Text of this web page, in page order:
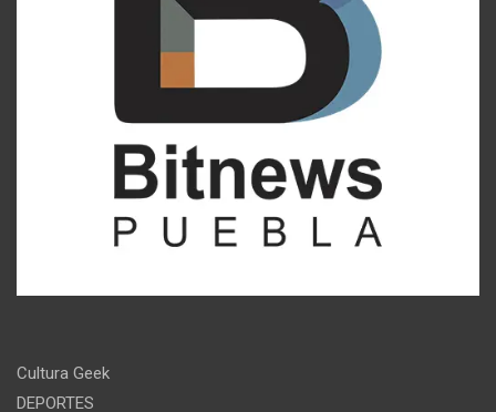
Cultura Geek
DEPORTES